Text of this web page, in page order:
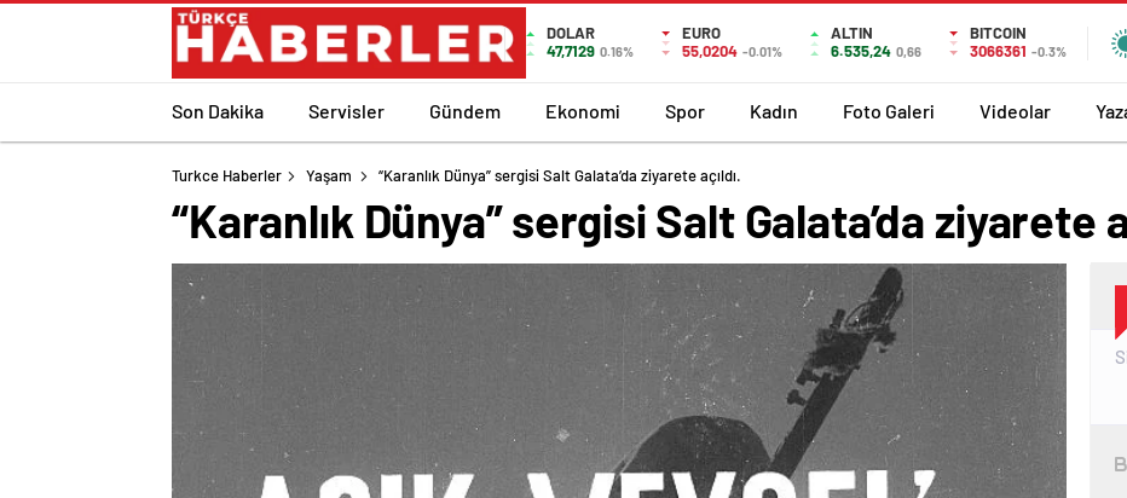
DOLAR
47,7129 0.16%
EURO
55,0204 -0.01%
ALTIN
6.535,24 0,66
BITCOIN
3066361 -0.3%
Son Dakika Servisler Gündem Ekonomi Spor Kadın Foto Galeri Videolar
Turkce Haberler Yaşam “Karanlık Dünya” sergisi Salt Galata’da ziyarete açıldı.
“Karanlık Dünya” sergisi Salt Galata’da ziyarete